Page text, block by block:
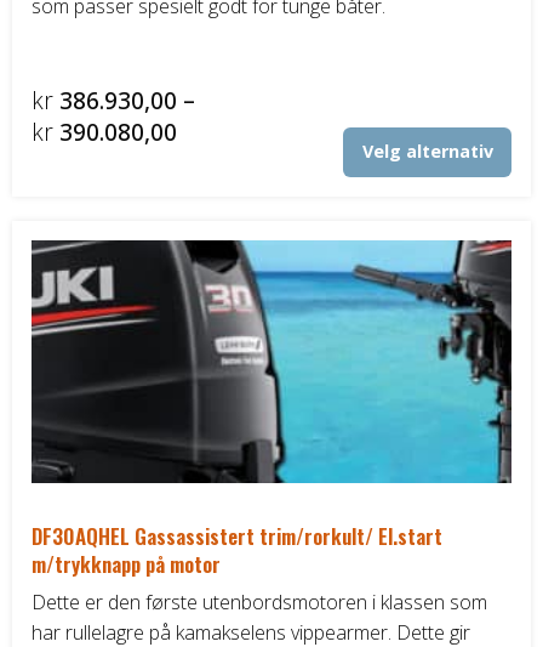
som passer spesielt godt for tunge båter.
kr 386.930,00 –
kr 390.080,00Prisområde:
Velg alternativ
kan
DF30AQHEL Gassassistert trim/rorkult/ El.start
m/trykknapp på motor
Dette er den første utenbordsmotoren i klassen som
har rullelagre på kamakselens vippearmer. Dette gir